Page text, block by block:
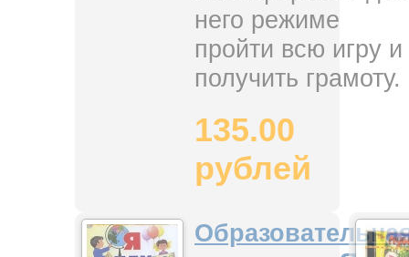
него режиме
пройти всю игру и
получить грамоту.
135.00
рублей